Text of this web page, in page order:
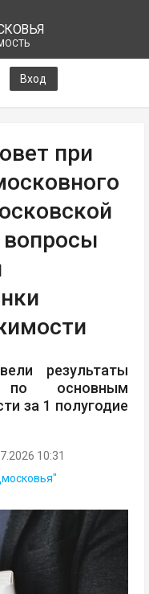
Вход
при
вопросы
результаты
по основным
за 1 полугодие
10:31